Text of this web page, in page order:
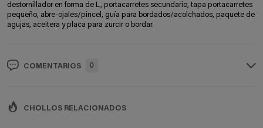
destornillador en forma de L, portacarretes secundario, tapa portacarretes
pequeño, abre-ojales/pincel, guía para bordados/acolchados, paquete de
agujas, aceitera y placa para zurcir o bordar.
COMENTARIOS 0
CHOLLOS RELACIONADOS